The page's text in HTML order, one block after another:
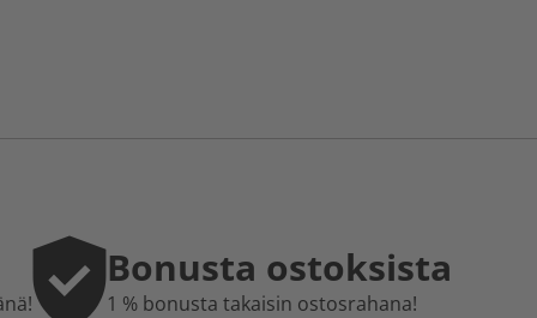
Bonusta ostoksista
1 % bonusta takaisin ostosrahana!